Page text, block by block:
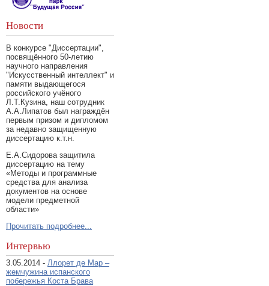
Новости
В конкурсе "Диссертации",
посвящённого 50-летию
научного направления
"Искусственный интеллект" и
памяти выдающегося
российского учёного
Л.Т.Кузина, наш сотрудник
А.А.Липатов был награждён
первым призом и дипломом
за недавно защищенную
диссертацию к.т.н.
Е.А.Сидорова защитила
диссертацию на тему
«Методы и программные
средства для анализа
документов на основе
модели предметной
области»
Прочитать подробнее...
Интервью
3.05.2014 - Ллорет де Мар –
жемчужина испанского
побережья Коста Брава